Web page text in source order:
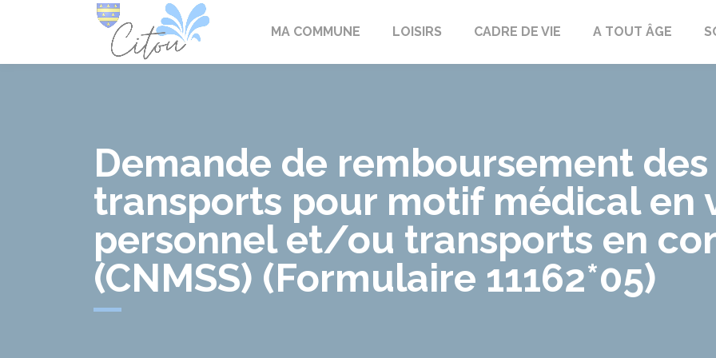
MA COMMUNE LOISIRS CADRE DE VIE A TOUT ÂGE
Demande de remboursement
transports pour motif médical en
personnel et/ou transports en
(CNMSS) (Formulaire 11162*05)